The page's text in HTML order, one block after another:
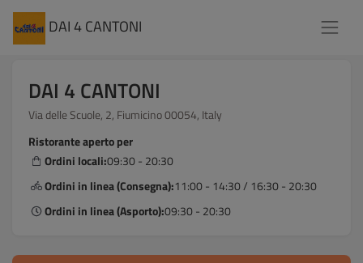
DAI 4 CANTONI
DAI 4 CANTONI
Via delle Scuole, 2, Fiumicino 00054, Italy
Ristorante aperto per
Ordini locali:09:30 - 20:30
Ordini in linea (Consegna):11:00 - 14:30 / 16:30 - 20:30
Ordini in linea (Asporto):09:30 - 20:30